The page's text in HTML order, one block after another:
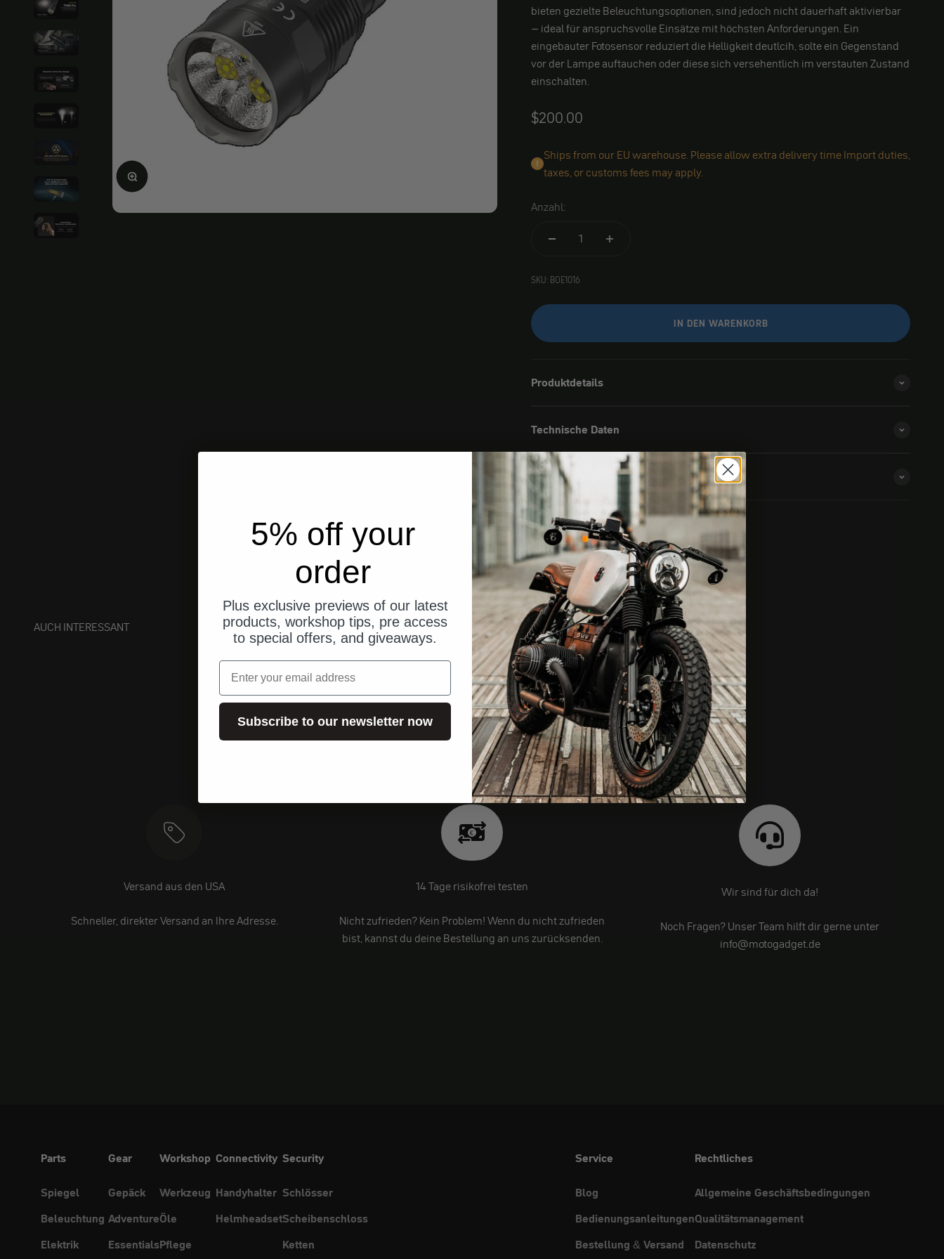
Bild vergrößern
bieten gezielte Beleuchtungsoptionen, sind jedoch nicht dauerhaft aktivierbar
– ideal für anspruchsvolle Einsätze mit höchsten Anforderungen. Ein
eingebauter Fotosensor reduziert die Helligkeit deutlcih, solte ein Gegenstand
vor der Lampe auftauchen oder diese sich versehentlich im verstauten Zustand
einschalten.
Angebot
$200.00
Ships from our EU warehouse. Please allow extra delivery time Import duties,
taxes, or customs fees may apply.
Anzahl:
SKU: BOE1016
IN DEN WARENKORB
Produktdetails
Technische Daten
Lieferumfang
AUCH INTERESSANT
Versand aus den USA
Schneller, direkter Versand an Ihre Adresse.
14 Tage risikofrei testen
Nicht zufrieden? Kein Problem! Wenn du nicht zufrieden
bist, kannst du deine Bestellung an uns zurücksenden.
Wir sind für dich da!
Noch Fragen? Unser Team hilft dir gerne unter
info@motogadget.de
Parts
Spiegel
Beleuchtung
Elektrik
Gear
Gepäck
Adventure
Essentials
Workshop
Werkzeug
Öle
Pflege
Connectivity
Handyhalter
Helmheadset
Security
Schlösser
Scheibenschloss
Ketten
Service
Blog
Bedienungsanleitungen
Bestellung & Versand
Rechtliches
Allgemeine Geschäftsbedingungen
Qualitätsmanagement
Datenschutz
5% off your
order
Plus exclusive previews of our latest
products, workshop tips, pre access
to special offers, and giveaways.
Email
Subscribe to our newsletter now